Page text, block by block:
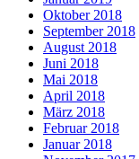
Oktober 2018
September 2018
August 2018
Juni 2018
Mai 2018
April 2018
März 2018
Februar 2018
Januar 2018